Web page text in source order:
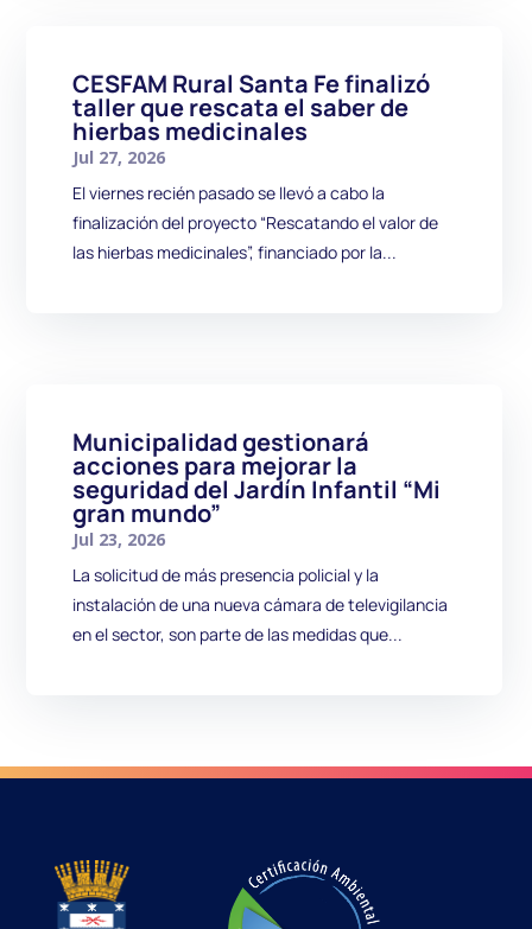
CESFAM Rural Santa Fe finalizó
taller que rescata el saber de
hierbas medicinales
Jul 27, 2026
El viernes recién pasado se llevó a cabo la
finalización del proyecto “Rescatando el valor de
las hierbas medicinales”, financiado por la...
Municipalidad gestionará
acciones para mejorar la
seguridad del Jardín Infantil “Mi
gran mundo”
Jul 23, 2026
La solicitud de más presencia policial y la
instalación de una nueva cámara de televigilancia
en el sector, son parte de las medidas que...